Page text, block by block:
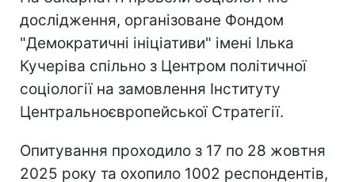
дослідження, організоване Фондом
"Демократичні ініціативи" імені Ілька
Кучеріва спільно з Центром політичної
соціології на замовлення Інституту
Центральноєвропейської Стратегії.
Опитування проходило з 17 по 28 жовтня
2025 року та охопило 1002 респондентів,